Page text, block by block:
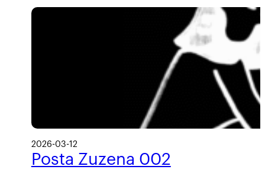
2026-03-12
Posta Zuzena 002